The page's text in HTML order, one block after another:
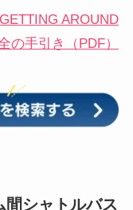
AROUND
の手引き（PDF）
シャトルバス